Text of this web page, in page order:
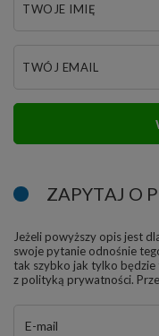
TWOJE IMIĘ
TWÓJ EMAIL
ZAPYTAJ O
Jeżeli powyższy opis jest
swoje pytanie odnośnie
tak szybko jak tylko będzie
z polityką prywatności.
E-mail